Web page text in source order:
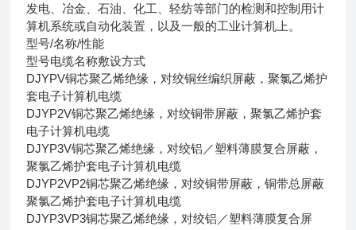
发电、冶金、石油、化工、轻纺等部门的检测和控制用计
算机系统或自动化装置，以及一般的工业计算机上。
型号/名称/性能
型号电缆名称敷设方式
DJYPV铜芯聚乙烯绝缘，对绞铜丝编织屏蔽，聚氯乙烯护
套电子计算机电缆
DJYP2V铜芯聚乙烯绝缘，对绞铜带屏蔽，聚氯乙烯护套
电子计算机电缆
DJYP3V铜芯聚乙烯绝缘，对绞铝／塑料薄膜复合屏蔽，
聚氯乙烯护套电子计算机电缆
DJYP2VP2铜芯聚乙烯绝缘，对绞铜带屏蔽，铜带总屏蔽
聚氯乙烯护套电子计算机电缆
DJYP3VP3铜芯聚乙烯绝缘，对绞铝／塑料薄膜复合屏